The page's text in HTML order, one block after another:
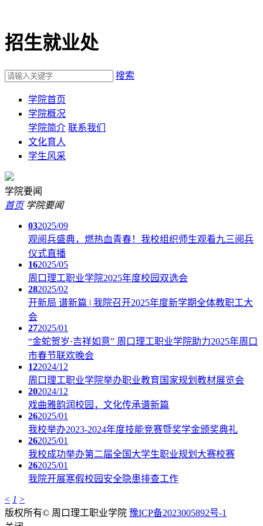
招生就业处
搜索
学院首页
学院概况
学院简介 联系我们
文化育人
学生风采
学院要闻
首页 学院要闻
032025/09
观阅兵盛典，燃热血青春！我校组织师生观看九三阅兵
仪式直播
162025/05
周口理工职业学院2025年度校园双选会
282025/02
开新局 谱新篇 | 我院召开2025年度新学期全体教职工大
会
272025/01
“金蛇贺岁·吉祥如意” 周口理工职业学院助力2025年周口
市春节联欢晚会
122024/12
周口理工职业学院举办职业教育国家规划教材展览会
202024/12
戏曲雅韵润校园，文化传承谱新篇
262025/01
我校举办2023-2024年度技能竞赛暨奖学金颁奖典礼
262025/01
我校成功举办第二届全国大学生职业规划大赛校赛
262025/01
我院开展寒假校园安全隐患排查工作
< 1 >
版权所有© 周口理工职业学院 豫ICP备2023005892号-1